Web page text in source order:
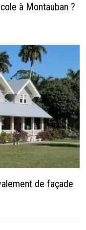
à Montauban ?
de façade